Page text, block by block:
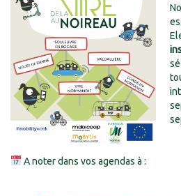
A noter dans vos agendas à :